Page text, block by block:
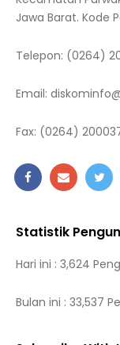
Jawa Barat. Kode
Telepon: (0264)
Email:
Fax: (0264)
Statistik
Hari ini : 3,624
Bulan ini : 33,537